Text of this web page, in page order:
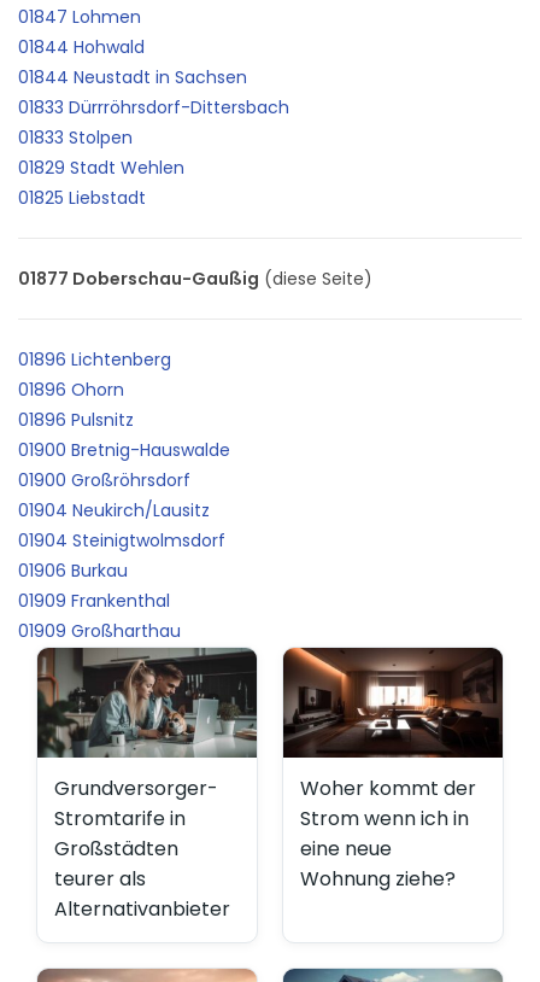
01847 Lohmen
01844 Hohwald
01844 Neustadt in Sachsen
01833 Dürrröhrsdorf-Dittersbach
01833 Stolpen
01829 Stadt Wehlen
01825 Liebstadt
01877 Doberschau-Gaußig (diese Seite)
01896 Lichtenberg
01896 Ohorn
01896 Pulsnitz
01900 Bretnig-Hauswalde
01900 Großröhrsdorf
01904 Neukirch/Lausitz
01904 Steinigtwolmsdorf
01906 Burkau
01909 Frankenthal
01909 Großharthau
Grundversorger-
Stromtarife in
Großstädten
teurer als
Alternativanbieter
Woher kommt der
Strom wenn ich in
eine neue
Wohnung ziehe?